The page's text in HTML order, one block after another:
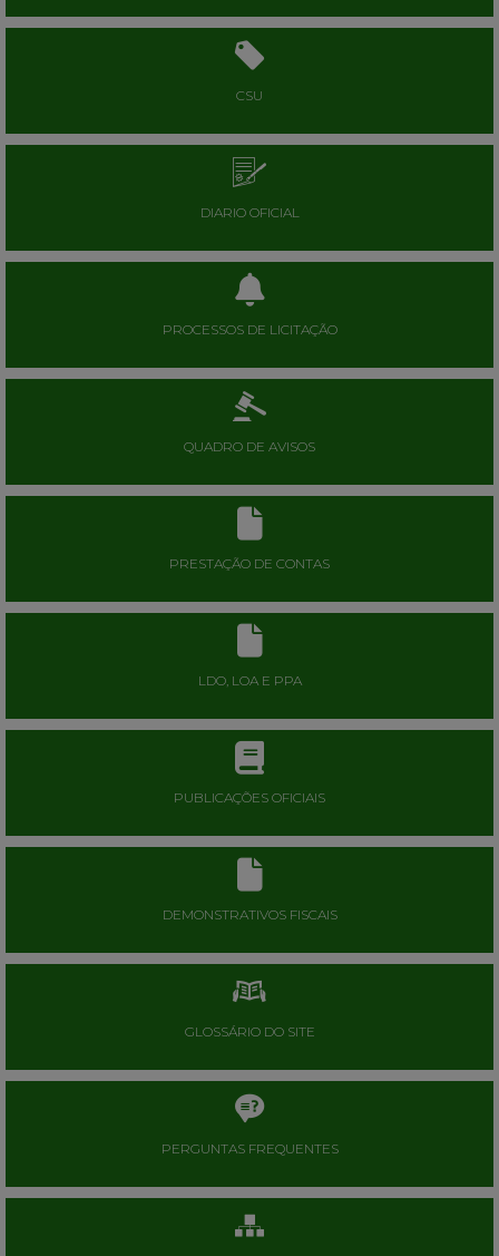
CSU
DIARIO OFICIAL
PROCESSOS DE LICITAÇÃO
QUADRO DE AVISOS
PRESTAÇÃO DE CONTAS
LDO, LOA E PPA
PUBLICAÇÕES OFICIAIS
DEMONSTRATIVOS FISCAIS
GLOSSÁRIO DO SITE
PERGUNTAS FREQUENTES